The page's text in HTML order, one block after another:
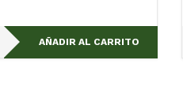
AÑADIR AL CARRITO